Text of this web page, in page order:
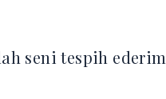
seni tespih ederim